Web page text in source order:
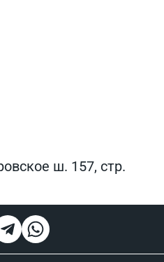
ш. 157, стр.